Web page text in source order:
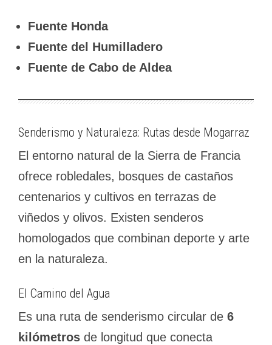
Fuente Honda
Fuente del Humilladero
Fuente de Cabo de Aldea
Senderismo y Naturaleza: Rutas desde Mogarraz
El entorno natural de la Sierra de Francia
ofrece robledales, bosques de castaños
centenarios y cultivos en terrazas de
viñedos y olivos. Existen senderos
homologados que combinan deporte y arte
en la naturaleza.
El Camino del Agua
Es una ruta de senderismo circular de 6
kilómetros de longitud que conecta